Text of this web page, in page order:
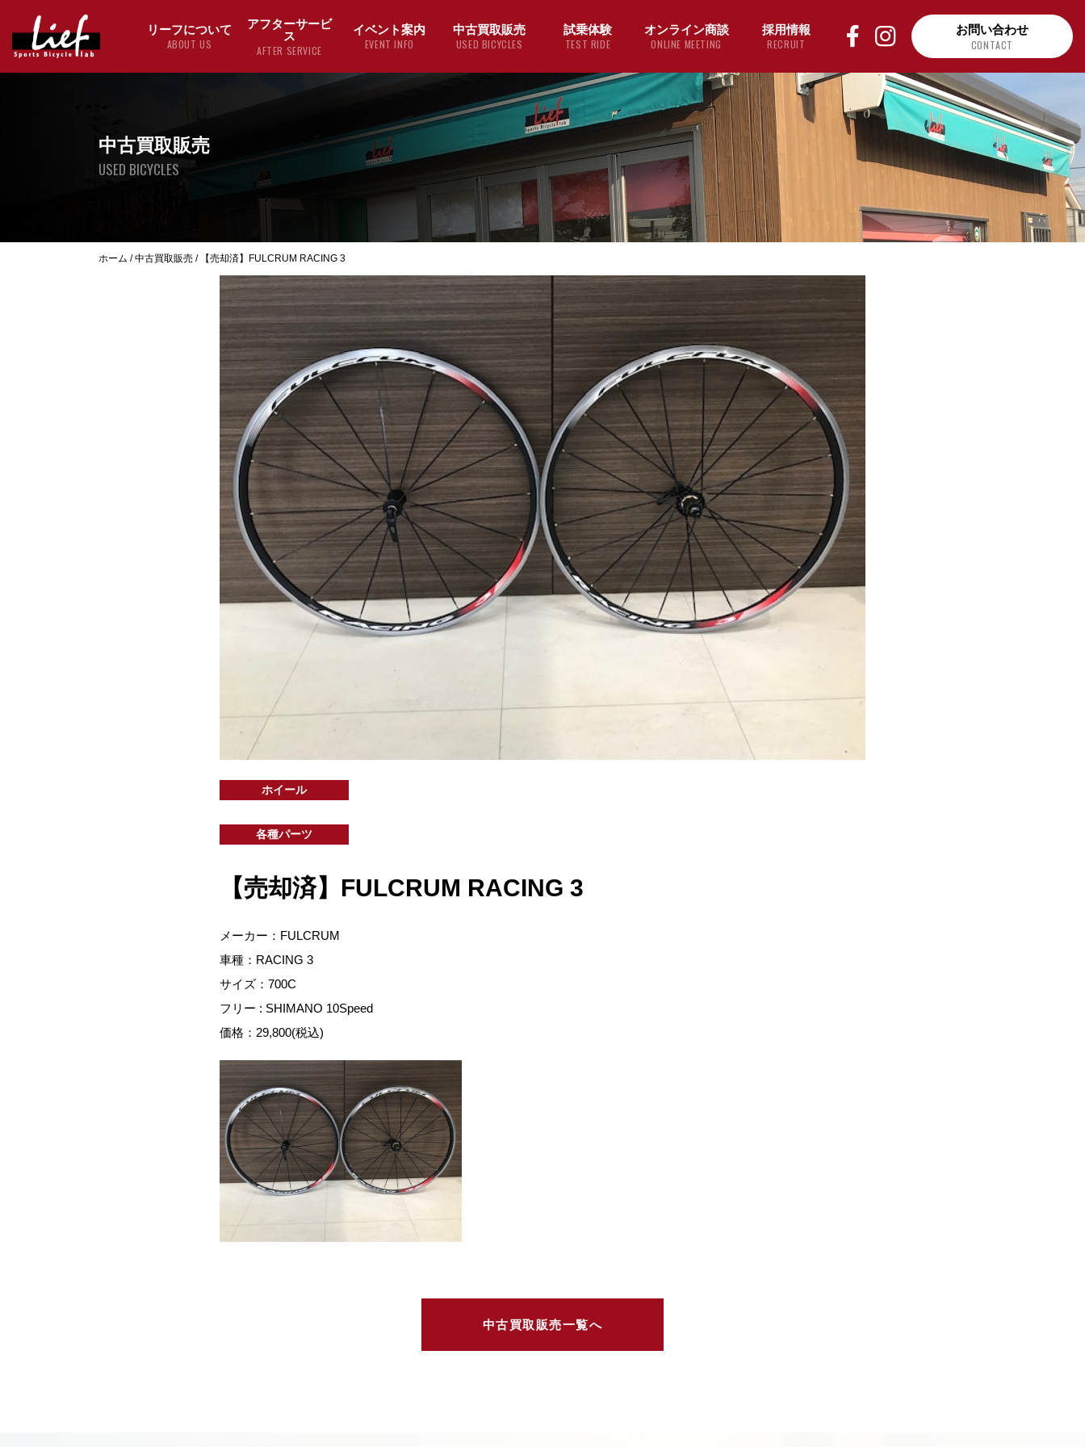
リーフについて
ABOUT US
アフターサービ
ス
AFTER SERVICE
イベント案内
EVENT INFO
中古買取販売
USED BICYCLES
試乗体験
TEST RIDE
オンライン商談
ONLINE MEETING
採用情報
RECRUIT
お問い合わせ
CONTACT
中古買取販売
USED BICYCLES
ホーム /中古買取販売 / 【売却済】FULCRUM RACING 3
ホイール
各種パーツ
【売却済】FULCRUM RACING 3
メーカー：FULCRUM
車種：RACING 3
サイズ：700C
フリー : SHIMANO 10Speed
価格：29,800(税込)
中古買取販売一覧へ